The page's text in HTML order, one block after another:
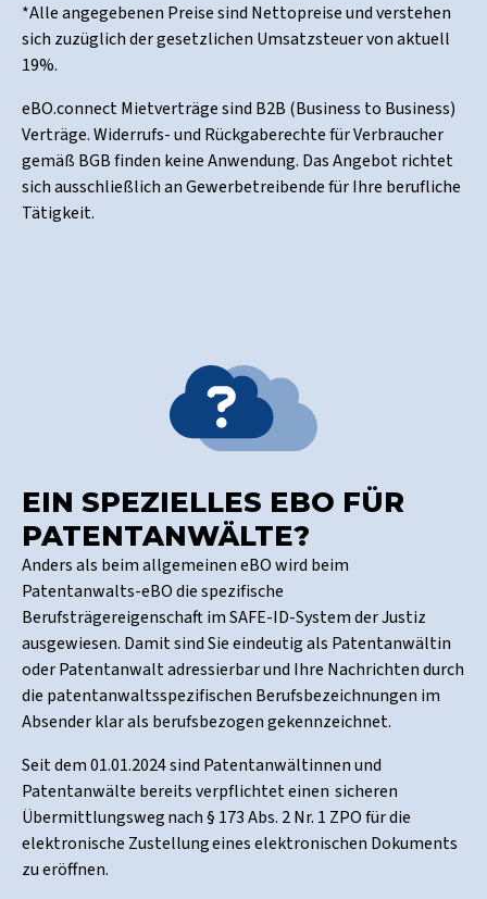
*Alle angegebenen Preise sind Nettopreise und verstehen
sich zuzüglich der gesetzlichen Umsatzsteuer von aktuell
19%.
eBO.connect Mietverträge sind B2B (Business to Business)
Verträge. Widerrufs- und Rückgaberechte für Verbraucher
gemäß BGB finden keine Anwendung. Das Angebot richtet
sich ausschließlich an Gewerbetreibende für Ihre berufliche
Tätigkeit.
EIN SPEZIELLES EBO FÜR
PATENTANWÄLTE?
Anders als beim allgemeinen eBO wird beim
Patentanwalts-eBO die spezifische
Berufsträgereigenschaft im SAFE-ID-System der Justiz
ausgewiesen. Damit sind Sie eindeutig als Patentanwältin
oder Patentanwalt adressierbar und Ihre Nachrichten durch
die patentanwaltsspezifischen Berufsbezeichnungen im
Absender klar als berufsbezogen gekennzeichnet.
Seit dem 01.01.2024 sind Patentanwältinnen und
Patentanwälte bereits verpflichtet einen sicheren
Übermittlungsweg nach § 173 Abs. 2 Nr. 1 ZPO für die
elektronische Zustellung eines elektronischen Dokuments
zu eröffnen.